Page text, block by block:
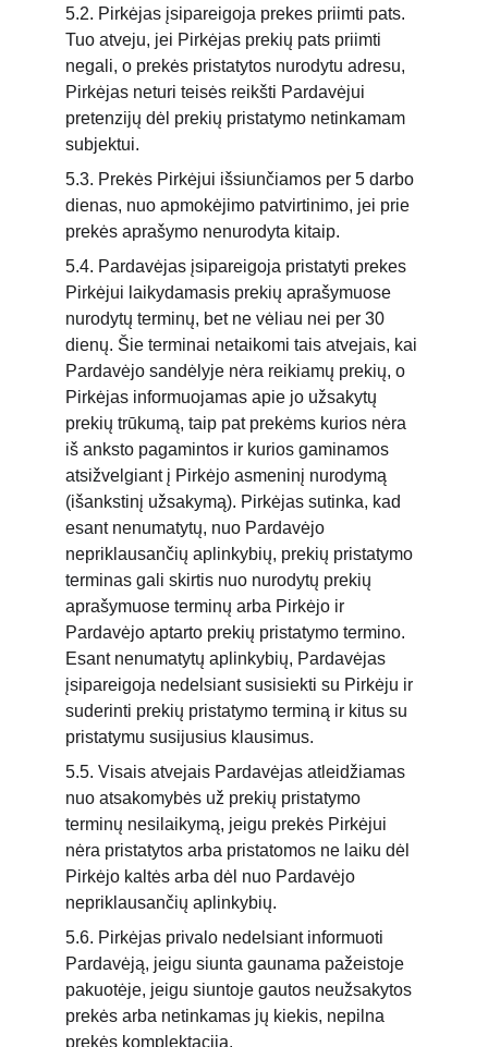
5.2. Pirkėjas įsipareigoja prekes priimti pats.
Tuo atveju, jei Pirkėjas prekių pats priimti
negali, o prekės pristatytos nurodytu adresu,
Pirkėjas neturi teisės reikšti Pardavėjui
pretenzijų dėl prekių pristatymo netinkamam
subjektui.
5.3. Prekės Pirkėjui išsiunčiamos per 5 darbo
dienas, nuo apmokėjimo patvirtinimo, jei prie
prekės aprašymo nenurodyta kitaip.
5.4. Pardavėjas įsipareigoja pristatyti prekes
Pirkėjui laikydamasis prekių aprašymuose
nurodytų terminų, bet ne vėliau nei per 30
dienų. Šie terminai netaikomi tais atvejais, kai
Pardavėjo sandėlyje nėra reikiamų prekių, o
Pirkėjas informuojamas apie jo užsakytų
prekių trūkumą, taip pat prekėms kurios nėra
iš anksto pagamintos ir kurios gaminamos
atsižvelgiant į Pirkėjo asmeninį nurodymą
(išankstinį užsakymą). Pirkėjas sutinka, kad
esant nenumatytų, nuo Pardavėjo
nepriklausančių aplinkybių, prekių pristatymo
terminas gali skirtis nuo nurodytų prekių
aprašymuose terminų arba Pirkėjo ir
Pardavėjo aptarto prekių pristatymo termino.
Esant nenumatytų aplinkybių, Pardavėjas
įsipareigoja nedelsiant susisiekti su Pirkėju ir
suderinti prekių pristatymo terminą ir kitus su
pristatymu susijusius klausimus.
5.5. Visais atvejais Pardavėjas atleidžiamas
nuo atsakomybės už prekių pristatymo
terminų nesilaikymą, jeigu prekės Pirkėjui
nėra pristatytos arba pristatomos ne laiku dėl
Pirkėjo kaltės arba dėl nuo Pardavėjo
nepriklausančių aplinkybių.
5.6. Pirkėjas privalo nedelsiant informuoti
Pardavėją, jeigu siunta gaunama pažeistoje
pakuotėje, jeigu siuntoje gautos neužsakytos
prekės arba netinkamas jų kiekis, nepilna
prekės komplektacija.